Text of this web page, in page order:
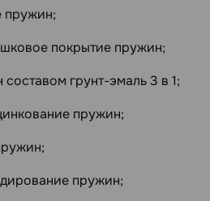
пружин;
покрытие пружин;
грунт-эмаль 3 в 1;
пружин;
пружин;